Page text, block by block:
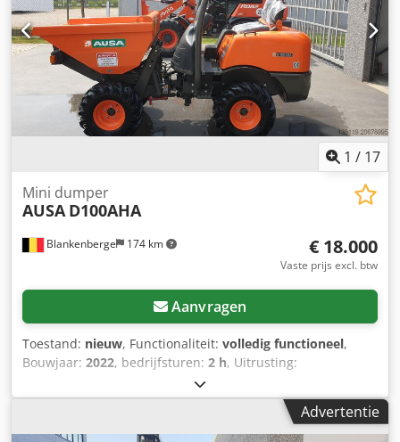
1 / 17
Blankenberge 174 km
Mini dumper
AUSA D100AHA
€ 18.000
Vaste prijs excl. btw
Aanvragen
Toestand: nieuw, Functionaliteit: volledig functioneel,
Bouwjaar: 2022, bedrijfsturen: 2 h, Uitrusting:
, nieuwe ausa dumper bouwjaar 2022
hoogkiep hydrostatische aandrijving Chjdpfox Dcmxjx Ac
Advertentie